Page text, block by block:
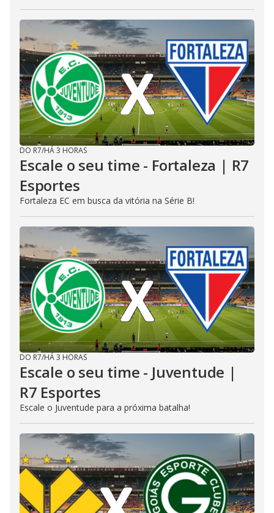
DO R7/HÁ 3 HORAS
Escale o seu time - Fortaleza | R7
Esportes
Fortaleza EC em busca da vitória na Série B!
DO R7/HÁ 3 HORAS
Escale o seu time - Juventude |
R7 Esportes
Escale o Juventude para a próxima batalha!